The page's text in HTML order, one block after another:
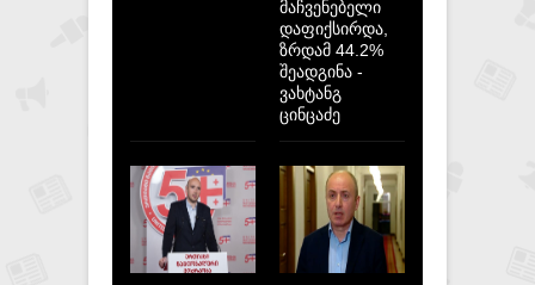
მაჩვენებელი
დაფიქსირდა,
ზრდამ 44.2%
შეადგინა -
ვახტანგ
ცინცაძე